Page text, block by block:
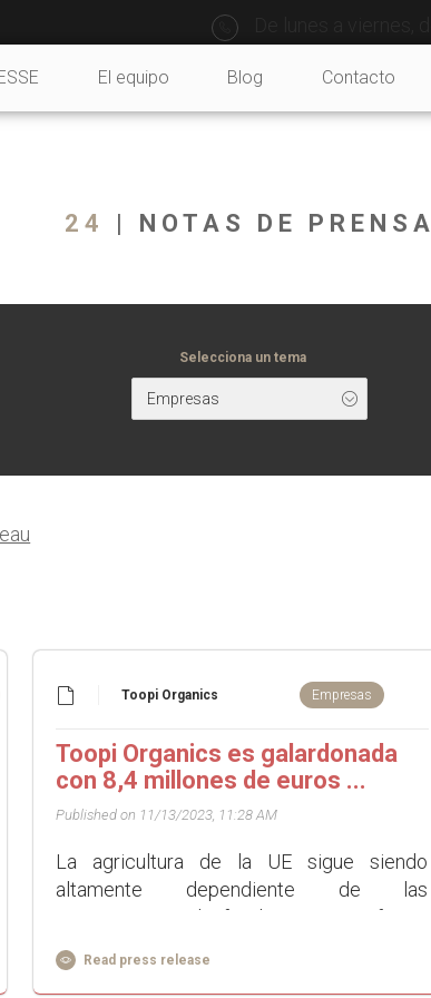
El equipo Blog Contacto
24 | NOTAS DE PRENSA
Selecciona un tema
Empresas
Toopi Organics Empresas
Toopi Organics es galardonada
con 8,4 millones de euros ...
Published on 11/13/2023, 11:28 AM
La agricultura de la UE sigue siendo
altamente dependiente de las
importaciones de fertilizantes y enfrenta
desafíos por sequías, especialmente en
España. Sin embargo, anualmen...
Read press release